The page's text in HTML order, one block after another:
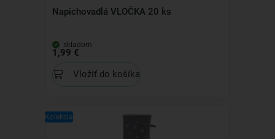
Napichovadlá VLOČKA 20 ks
skladom
1,99 €
Vložiť do košíka
Kolekcia